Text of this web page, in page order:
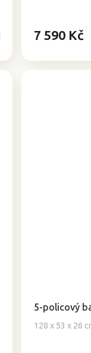
7 590 Kč
5-policový
128 x 53 x 26
hodnocení
produktu
je